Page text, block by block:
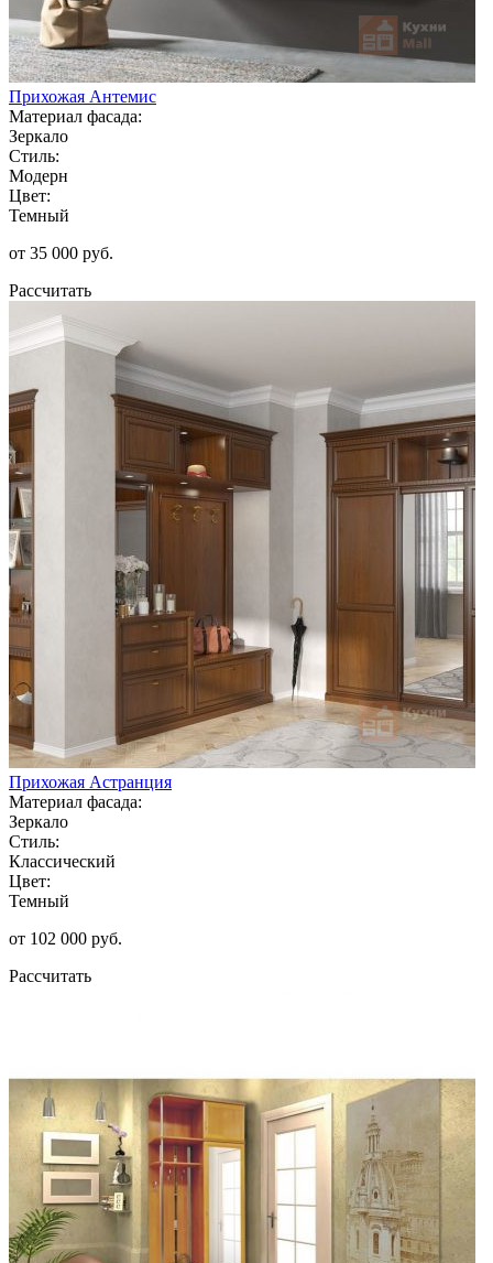
Прихожая Антемис
Материал фасада:
Зеркало
Стиль:
Модерн
Цвет:
Темный
от 35 000 руб.
Рассчитать
Прихожая Астранция
Материал фасада:
Зеркало
Стиль:
Классический
Цвет:
Темный
от 102 000 руб.
Рассчитать